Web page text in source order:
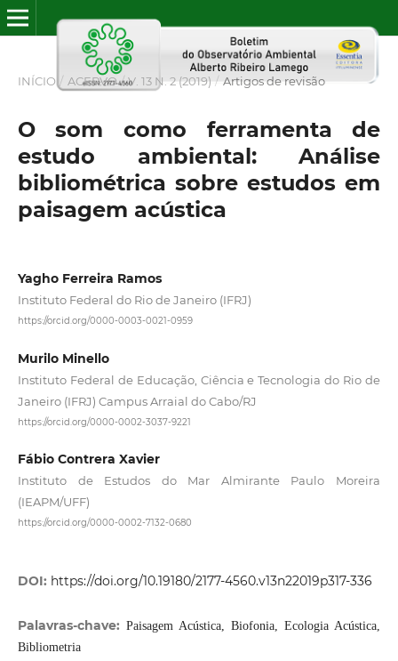
INÍCIO / ACERVO / V. 13 N. 2 (2019) / Artigos de revisão
O som como ferramenta de
estudo ambiental: Análise
bibliométrica sobre estudos em
paisagem acústica
Yagho Ferreira Ramos
Instituto Federal do Rio de Janeiro (IFRJ)
https://orcid.org/0000-0003-0021-0959
Murilo Minello
Instituto Federal de Educação, Ciência e Tecnologia do Rio de
Janeiro (IFRJ) Campus Arraial do Cabo/RJ
https://orcid.org/0000-0002-3037-9221
Fábio Contrera Xavier
Instituto de Estudos do Mar Almirante Paulo Moreira
(IEAPM/UFF)
https://orcid.org/0000-0002-7132-0680
DOI: https://doi.org/10.19180/2177-4560.v13n22019p317-336
Palavras-chave: Paisagem Acústica, Biofonia, Ecologia Acústica,
Bibliometria